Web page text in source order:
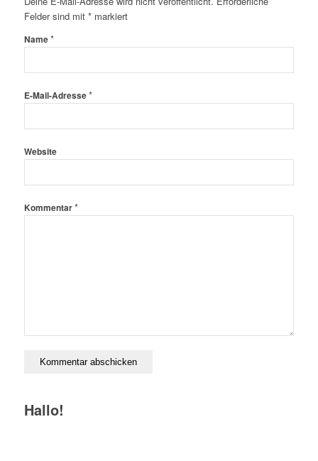
Felder sind mit *markiert
Name*
E-Mail-Adresse*
Website
Kommentar*
Hallo!